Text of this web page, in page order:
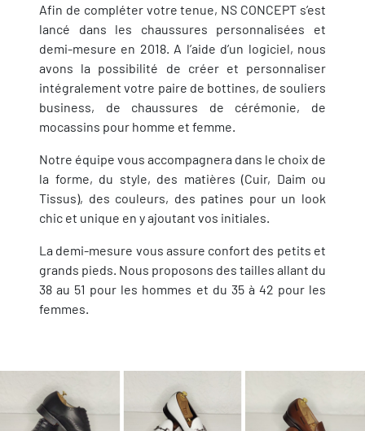
Afin de compléter votre tenue, NS CONCEPT s’est
lancé dans les chaussures personnalisées et
demi-mesure en 2018. A l’aide d’un logiciel, nous
avons la possibilité de créer et personnaliser
intégralement votre paire de bottines, de souliers
business, de chaussures de cérémonie, de
mocassins pour homme et femme.
Notre équipe vous accompagnera dans le choix de
la forme, du style, des matières (Cuir, Daim ou
Tissus), des couleurs, des patines pour un look
chic et unique en y ajoutant vos initiales.
La demi-mesure vous assure confort des petits et
grands pieds. Nous proposons des tailles allant du
38 au 51 pour les hommes et du 35 à 42 pour les
femmes.